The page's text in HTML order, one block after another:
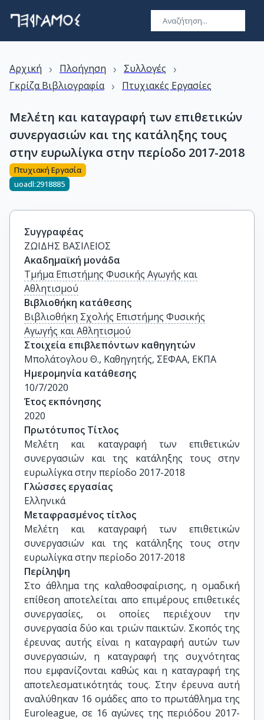
Αρχική › Πλοήγηση › Συλλογές ›
Γκρίζα Βιβλιογραφία › Πτυχιακές Εργασίες
Μελέτη και καταγραφή των επιθετικών
συνεργασιών και της κατάληξης τους
στην ευρωλίγκα στην περίοδο 2017-2018
Πτυχιακή Εργασία
uoadl:2918885
Συγγραφέας
ΖΩΙΔΗΣ ΒΑΣΙΛΕΙΟΣ
Ακαδημαϊκή μονάδα
Τμήμα Επιστήμης Φυσικής Αγωγής και
Αθλητισμού
Βιβλιοθήκη κατάθεσης
Βιβλιοθήκη Σχολής Επιστήμης Φυσικής
Αγωγής και Αθλητισμού
Στοιχεία επιβλεπόντων καθηγητών
Μπολάτογλου Θ., Καθηγητής, ΣΕΦΑΑ, ΕΚΠΑ
Ημερομηνία κατάθεσης
10/7/2020
Έτος εκπόνησης
2020
Πρωτότυπος Τίτλος
Μελέτη και καταγραφή των επιθετικών
συνεργασιών και της κατάληξης τους στην
ευρωλίγκα στην περίοδο 2017-2018
Γλώσσες εργασίας
Ελληνικά
Μεταφρασμένος τίτλος
Μελέτη και καταγραφή των επιθετικών
συνεργασιών και της κατάληξης τους στην
ευρωλίγκα στην περίοδο 2017-2018
Περίληψη
Στο άθλημα της καλαθοσφαίρισης, η ομαδική
επίθεση αποτελείται απο επιμέρους επιθετικές
συνεργασίες, οι οποίες περιέχουν την
συνεργασία δύο και τριών παικτών. Σκοπός της
έρευνας αυτής είναι η καταγραφή αυτών των
συνεργασιών, η καταγραφή της συχνότητας
που εμφανίζονται καθώς και η καταγραφή της
αποτελεσματικότητάς τους. Στην έρευνα αυτή
αναλύθηκαν 16 ομάδες απο το πρωτάθλημα της
Euroleague, σε 16 αγώνες της περιόδου 2017-